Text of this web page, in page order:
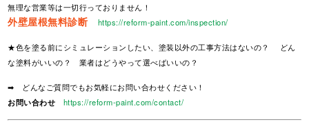
無理な営業等は一切行っておりません！
外壁屋根無料診断 https://reform-paint.com/inspection/
★色を塗る前にシミュレーションしたい、塗装以外の工事方法はないの？ どん
な塗料がいいの？ 業者はどうやって選べばいいの？
➡ どんなご質問でもお気軽にお問い合わせください！
お問い合わせ
https://reform-paint.com/contact/